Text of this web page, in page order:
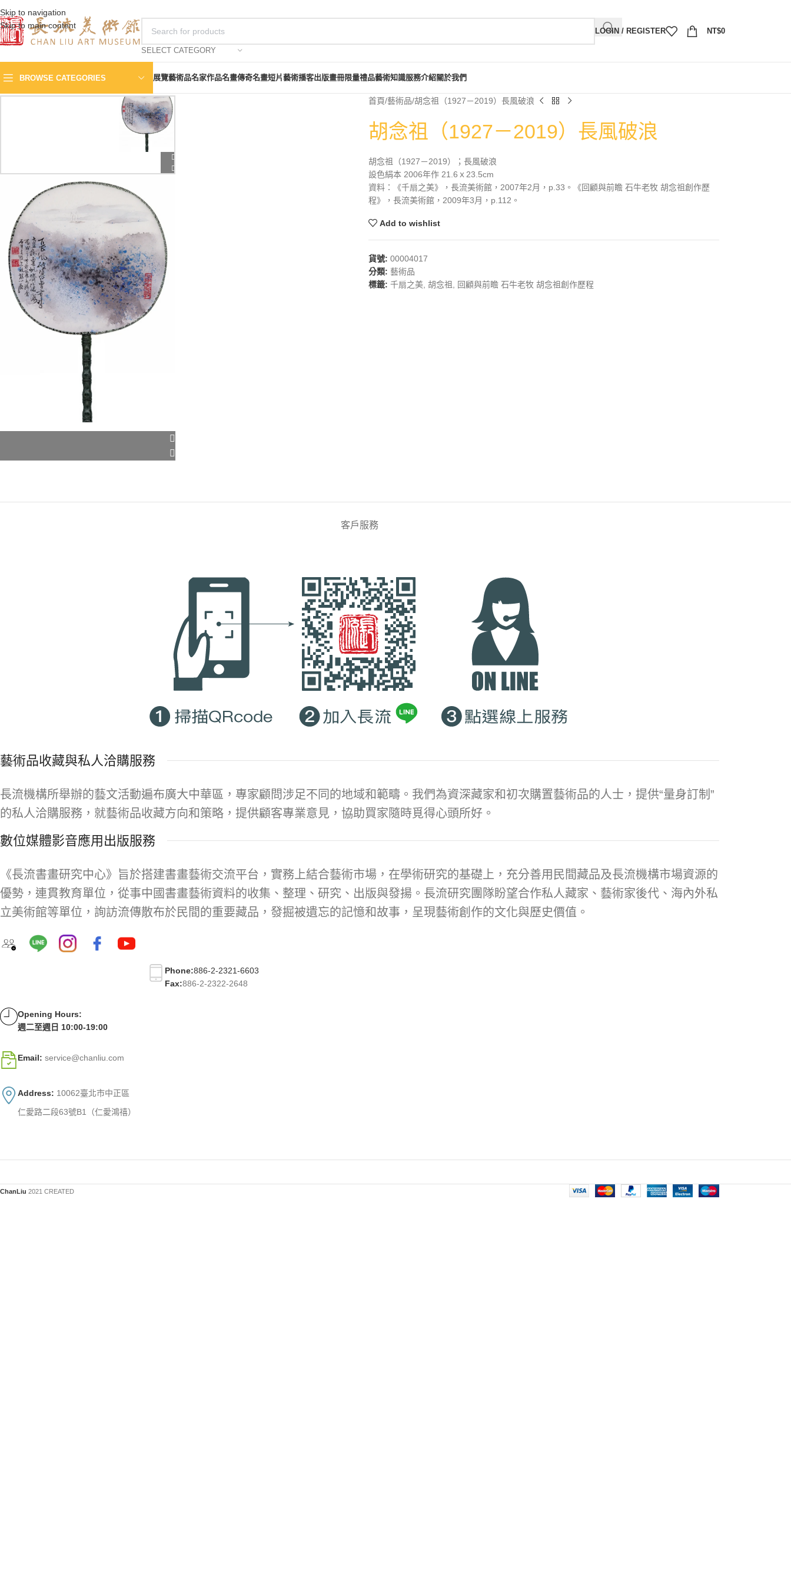
Skip to navigation
Skip to main content
SELECT CATEGORY
LOGIN / REGISTER NT$0
BROWSE CATEGORIES 展覽藝術品名家作品名畫傳奇名畫短片藝術播客出版畫冊限量禮品藝術知識服務介紹關於我們
首頁 藝術品 胡念祖（1927－2019）長風破浪
胡念祖（1927－2019）長風破浪
胡念祖（1927－2019）；長風破浪
設色絹本 2006年作 21.6ｘ23.5cm
資料：《千扇之美》，長流美術館，2007年2月，p.33。《回顧與前瞻 石牛老牧 胡念祖創作歷
程》，長流美術館，2009年3月，p.112。
Add to wishlist
貨號: 00004017
分類: 藝術品
標籤: 千扇之美, 胡念祖 回顧與前瞻 石牛老牧 胡念祖創作歷程
客戶服務
藝術品收藏與私人洽購服務
長流機構所舉辦的藝文活動遍布廣大中華區，專家顧問涉足不同的地域和範疇。我們為資深藏家和初次購置藝術品的人士，提供“量身訂制”
的私人洽購服務，就藝術品收藏方向和策略，提供顧客專業意見，協助買家隨時覓得心頭所好。
數位媒體影音應用出版服務
《長流書畫研究中心》旨於搭建書畫藝術交流平台，實務上結合藝術市場，在學術研究的基礎上，充分善用民間藏品及長流機構市場資源的
優勢，連貫教育單位，從事中國書畫藝術資料的收集、整理、研究、出版與發揚。長流研究團隊盼望合作私人藏家、藝術家後代、海內外私
立美術館等單位，詢訪流傳散布於民間的重要藏品，發掘被遺忘的記憶和故事，呈現藝術創作的文化與歷史價值。
Phone:886-2-2321-6603
Fax:886-2-2322-2648
Opening Hours:
週二至週日 10:00-19:00
Email: service@chanliu.com
Address: 10062臺北市中正區
仁愛路二段63號B1（仁愛鴻禧）
ChanLiu 2021 CREATED